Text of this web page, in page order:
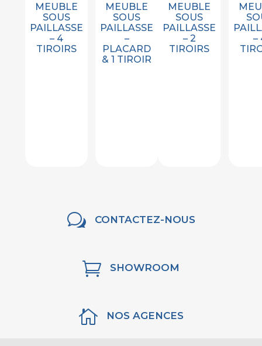
MEUBLE
SOUS
PAILLASSE
– 4
TIROIRS
MEUBLE
SOUS
PAILLASSE
–
PLACARD
& 1 TIROIR
MEUBLE
SOUS
PAILLASSE
– 2
TIROIRS
–
w CONTACTEZ-NOUS
 SHOWROOM
 NOS AGENCES